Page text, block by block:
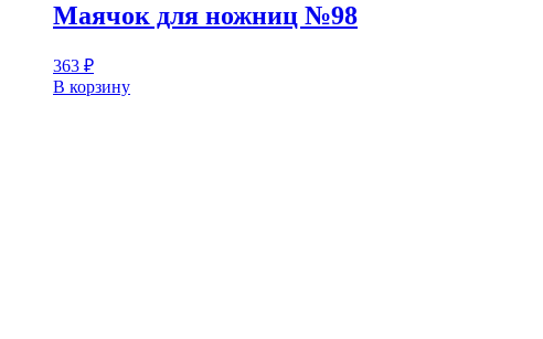
Маячок для ножниц №98
363 ₽
В корзину